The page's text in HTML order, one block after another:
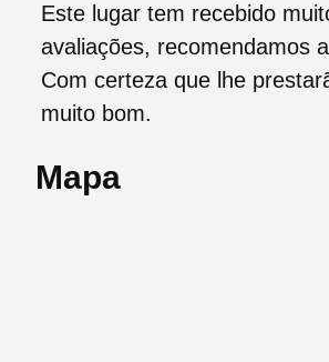
Este lugar tem recebido
avaliações, recomendamos
Com certeza que lhe
muito bom.
Mapa